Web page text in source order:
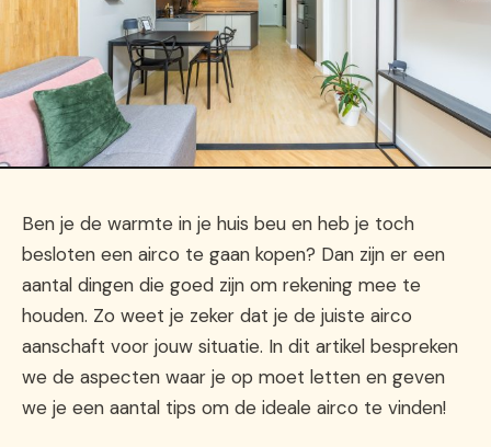
Ben je de warmte in je huis beu en heb je toch
besloten een airco te gaan kopen? Dan zijn er een
aantal dingen die goed zijn om rekening mee te
houden. Zo weet je zeker dat je de juiste airco
aanschaft voor jouw situatie. In dit artikel bespreken
we de aspecten waar je op moet letten en geven
we je een aantal tips om de ideale airco te vinden!